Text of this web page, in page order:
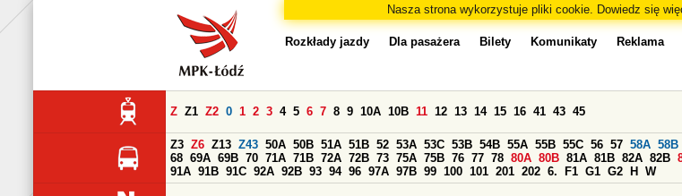
Nasza strona wykorzystuje pliki cookie. Dowiedz się
Rozkłady jazdy Dla pasażera Bilety Komunikaty Reklama
Z Z1 Z2 0 1 2 3 4 5 6 7 8 9 10A 10B 11 12 13 14 15 16 41 43 45
Z3 Z6 Z13 Z43 50A 50B 51A 51B 52 53A 53C 53B 54B 55A 55B 55C 56 57 58A 58B
68 69A 69B 70 71A 71B 72A 72B 73 75A 75B 76 77 78 80A 80B 81A 81B 82A 82B
91A 91B 91C 92A 92B 93 94 96 97A 97B 99 100 101 201 202 6. F1 G1 G2 H W